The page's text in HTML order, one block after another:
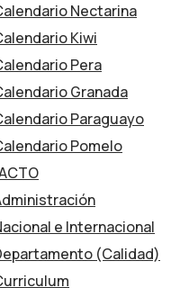
Nectarina
Kiwi
Pera
Granada
Paraguayo
Pomelo
e Internacional
(Calidad)